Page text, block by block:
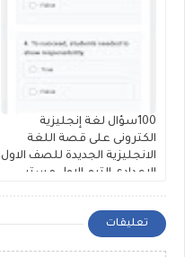
100سؤال لغة إنجليزية
الكترونى على قصة اللغة
الانجليزية الجديدة للصف الاول
الاعدادى الترم الاول مستر
تعليقات